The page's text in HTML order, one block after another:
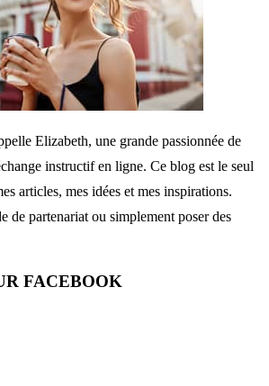
Elizabeth, une grande passionnée de
instructif en ligne. Ce blog est le seul
articles, mes idées et mes inspirations.
de partenariat ou simplement poser des
FACEBOOK